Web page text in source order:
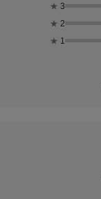
★ 3
★ 2
★ 1